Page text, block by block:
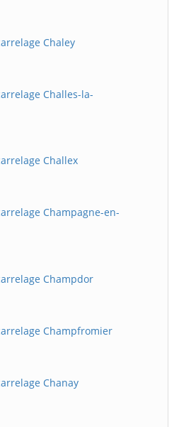
Chaley
Challes-la-
Challex
Champagne-en-
Champdor
Champfromier
Chanay